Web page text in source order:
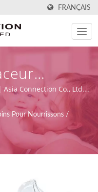
FRANÇAIS
De
Connection Co., Ltd.
et de soins à
ISO 9001, ISO
2017/745), ainsi que
et de fabrication.
Pour Nourrissons /